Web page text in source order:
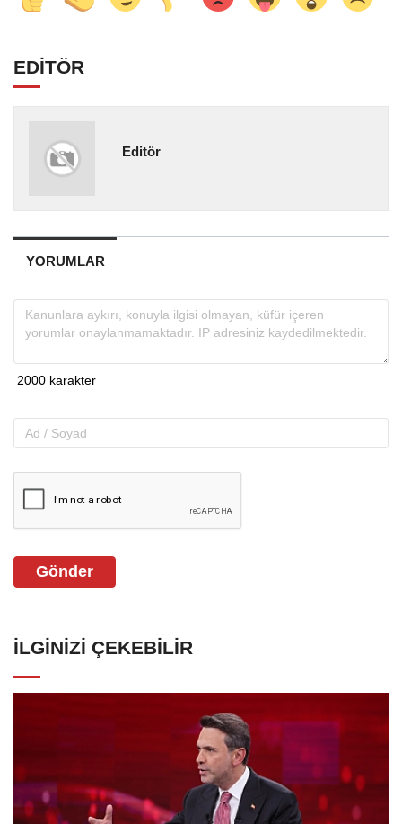
EDİTÖR
Editör
YORUMLAR
Gönder
İLGINIZI ÇEKEBILIR